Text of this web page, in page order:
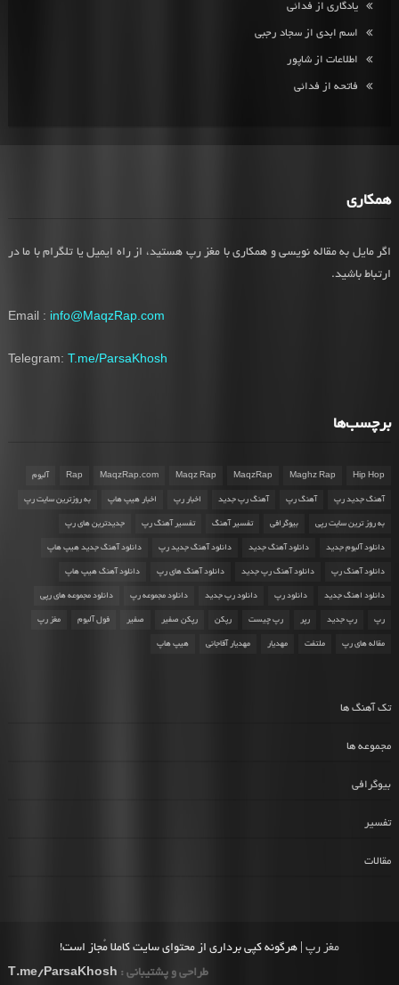
یادگاری از فدائی
اسم ابدی از سجاد رجبی
اطلاعات از شاپور
فاتحه از فدائی
همکاری
اگر مایل به مقاله نویسی و همکاری با مغز رپ هستید، از راه ایمیل یا تلگرام با ما در
ارتباط باشید.
Email : info@MaqzRap.com
Telegram: T.me/ParsaKhosh
برچسب‌ها
Hip Hop
Maghz Rap
MaqzRap
Maqz Rap
MaqzRap.com
Rap آلبوم
آهنگ جدید رپ آهنگ رپ آهنگ رپ جدید اخبار رپ اخبار هیپ هاپ به روزترین سایت رپ
به روز ترین سایت رپی بیوگرافی تفسیر آهنگ تفسیر آهنگ رپ جدیدترین های رپ
دانلود آلبوم جدید دانلود آهنگ جدید دانلود آهنگ جدید رپ دانلود آهنگ جدید هیپ هاپ
دانلود آهنگ رپ دانلود آهنگ رپ جدید دانلود آهنگ های رپ دانلود آهنگ هیپ هاپ
دانلود اهنگ جدید دانلود رپ دانلود رپ جدید دانلود مجموعه رپ دانلود مجموعه های رپی
رپ رپ جدید رپر رپ چیست رپکن رپکن صفیر صفیر فول آلبوم مغز رپ
مقاله های رپ ملتفت مهدیار مهدیار آقاجانی هیپ هاپ
تک آهنگ ها
مجموعه ها
بیوگرافی
تفسیر
مقالات
مغز رپ | هرگونه کپی برداری از محتوای سایت کاملا مُجاز است!
طراحی و پشتیبانی : T.me/ParsaKhosh